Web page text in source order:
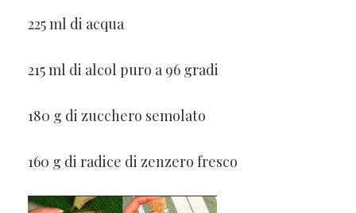
225 ml di acqua
215 ml di alcol puro a 96 gradi
180 g di zucchero semolato
160 g di radice di zenzero fresco